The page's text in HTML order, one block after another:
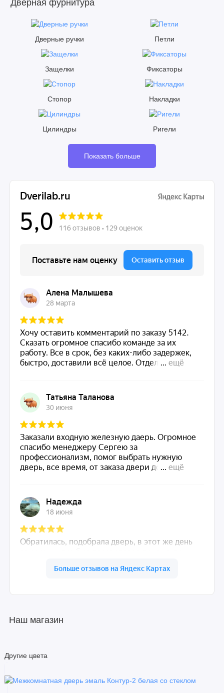
Дверная фурнитура
Дверные ручки Петли
Защелки Фиксаторы
Стопор Накладки
Цилиндры Ригели
Показать больше
Наш магазин
Другие цвета